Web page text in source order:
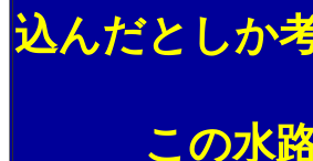
込んだとしか
この水路の